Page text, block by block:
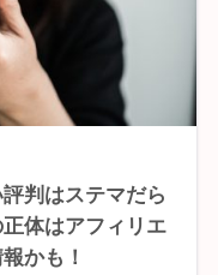
判はステマだら
体はアフィリエ
かも！